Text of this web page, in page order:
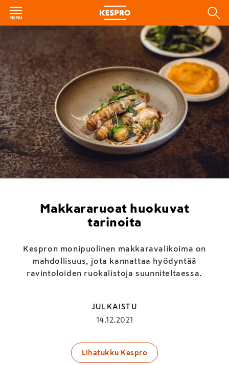
Makkararuoat huokuvat
tarinoita
Kespron monipuolinen makkaravalikoima on
mahdollisuus, jota kannattaa hyödyntää
ravintoloiden ruokalistoja suunniteltaessa.
JULKAISTU
14.12.2021
Lihatukku Kespro